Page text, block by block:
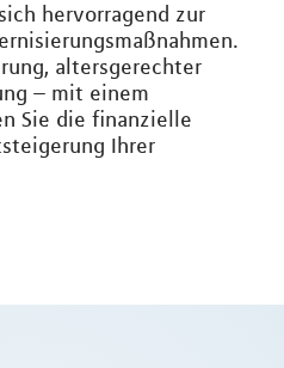
hervorragend zur
altersgerechter
– mit einem
Sie die finanzielle
Ihrer